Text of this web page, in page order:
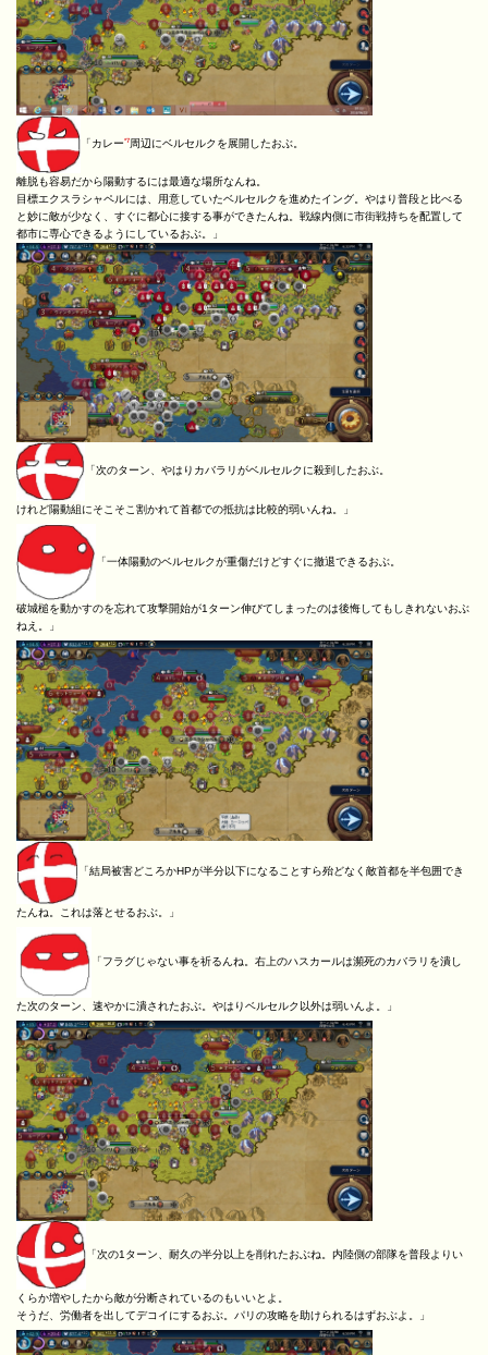
「カレー*7周辺にベルセルクを展開したおぶ。
離脱も容易だから陽動するには最適な場所なんね。
目標エクスラシャペルには、用意していたベルセルクを進めたイング。やはり普段と比べる
と妙に敵が少なく、すぐに都心に接する事ができたんね。戦線内側に市街戦持ちを配置して
都市に専心できるようにしているおぶ。」
「次のターン、やはりカバラリがベルセルクに殺到したおぶ。
けれど陽動組にそこそこ割かれて首都での抵抗は比較的弱いんね。」
「一体陽動のベルセルクが重傷だけどすぐに撤退できるおぶ。
破城槌を動かすのを忘れて攻撃開始が1ターン伸びてしまったのは後悔してもしきれないおぶ
ねえ。」
「結局被害どころかHPが半分以下になることすら殆どなく敵首都を半包囲でき
たんね。これは落とせるおぶ。」
「フラグじゃない事を祈るんね。右上のハスカールは瀕死のカバラリを潰し
た次のターン、速やかに潰されたおぶ。やはりベルセルク以外は弱いんよ。」
「次の1ターン、耐久の半分以上を削れたおぶね。内陸側の部隊を普段よりい
くらか増やしたから敵が分断されているのもいいとよ。
そうだ、労働者を出してデコイにするおぶ。パリの攻略を助けられるはずおぶよ。」